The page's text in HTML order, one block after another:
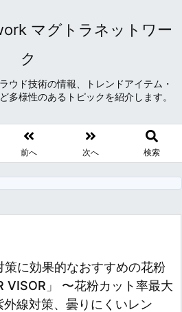
マグトラネットワー
ク
ウド技術の情報、トレンドアイテム・
多様性のあるトピックを紹介します。
前へ 次へ 検索
に効果的なおすすめの花粉
」 〜花粉カット率最大
線対策、曇りにくいレン